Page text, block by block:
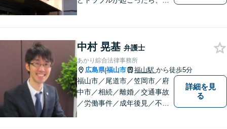
ます。トラブル前に必要な手
当を講じておくことも大切で
す。お気軽にご相談下さい。
中村 晃基 弁護士
あかり綜合法律事務所
広島県|福山市 福山駅 から徒歩5分
福山市／尾道市／笠岡市／府
中市／相続／離婚／交通事故
／労働事件／成年後見／不動
詳細を見
る